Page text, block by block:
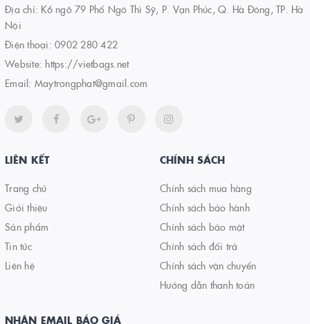
Địa chỉ: K6 ngõ 79 Phố Ngô Thì Sỹ, P. Vạn Phúc, Q. Hà Đông, TP. Hà
Nội
Điện thoại: 0902 280 422
Website: https://vietbags.net
Email: Maytrongphat@gmail.com
LIÊN KẾT
Trang chủ
Giới thiệu
Sản phẩm
Tin tức
Liên hệ
CHÍNH SÁCH
Chính sách mua hàng
Chính sách bảo hành
Chính sách bảo mật
Chính sách đổi trả
Chính sách vận chuyển
Hướng dẫn thanh toán
NHẬN EMAIL BÁO GIÁ